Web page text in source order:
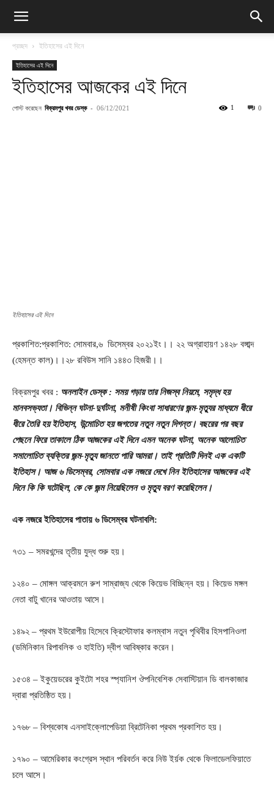
প্রচ্ছদ ইতিহাসের এই দিনে
ইতিহাসের এই দিনে
ইতিহাসের আজকের এই দিনে
পোস্ট করেছেন বিক্রমপুর খবর ডেস্ক - 06/12/2021 0
1
ইতিহাসের এই দিনে
প্রকাশিত:প্রকাশিত: সোমবার,৬ ডিসেম্বর ২০২১ইং।। ২২ অগ্রাহায়ণ ১৪২৮ বঙ্গাব্দ
(হেমন্ত কাল)।।২৮ রবিউস সানি ১৪৪৩ হিজরী।।
বিক্রমপুর খবর : অনলাইন ডেস্ক : সময় গড়ায় তার নিজস্ব নিয়মে, সমৃদ্ধ হয়
মানবসভ্যতা। বিভিন্ন ঘটনা-দুর্ঘটনা, মনীষী কিংবা সাধারণের জন্ম-মৃত্যুর মাধ্যমে ধীরে
ধীরে তৈরি হয় ইতিহাস, উন্মোচিত হয় জগতের নতুন নতুন দিগন্ত। বছরের পর বছর
পেছনে ফিরে তাকালে ঠিক আজকের এই দিনে এমন অনেক ঘটনা, অনেক আলোচিত
সমালোচিত ব্যক্তির জন্ম-মৃত্যু জানতে পারি আমরা। তাই প্রতিটি দিনই এক একটি
ইতিহাস। আজ ৬ ডিসেম্বর, সোমবার এক নজরে দেখে নিন ইতিহাসের আজকের এই
দিনে কি কি ঘটেছিল, কে কে জন্ম নিয়েছিলেন ও মৃত্যু বরণ করেছিলেন।
এক নজরে ইতিহাসের পাতায় ৬ ডিসেম্বর ঘটনাবলি:
৭৩১ – সমরখন্দের তৃতীয় যুদ্ধ শুরু হয়।
১২৪০ – মোঙ্গল আক্রমনে রুশ সাম্রাজ্য থেকে কিয়েভ বিচ্ছিন্ন হয়। কিয়েভ মঙ্গল
নেতা বাটু খানের আওতায় আসে।
১৪৯২ – প্রথম ইউরোপীয় হিসেবে ক্রিস্টোফার কলম্বাস নতুন পৃথিবীর হিসপানিওলা
(ডমিনিকান রিপাবলিক ও হাইতি) দ্বীপ আবিষ্কার করেন।
১৫৩৪ – ইকুয়েডরের কুইটো শহর স্প্যানিশ ঔপনিবেশিক সেবাস্টিয়ান ডি বালকাজার
দ্বারা প্রতিষ্ঠিত হয়।
১৭৬৮ – বিশ্বকোষ এনসাইক্লোপেডিয়া ব্রিটেনিকা প্রথম প্রকাশিত হয়।
১৭৯০ – আমেরিকার কংগ্রেস স্থান পরিবর্তন করে নিউ ইর্য়ক থেকে ফিলাডেলফিয়াতে
চলে আসে।